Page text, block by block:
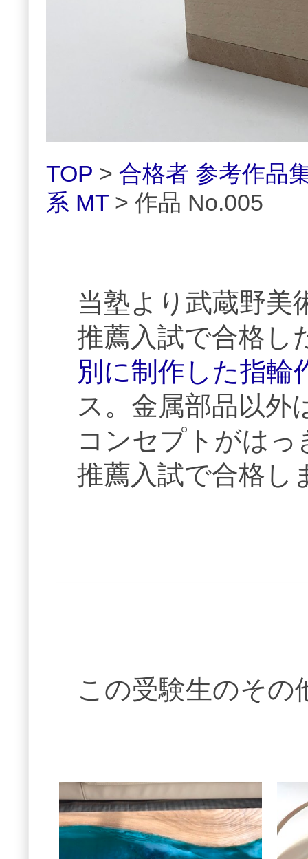
TOP > 合格者 参考作品
系 MT > 作品 No.005
当塾より武蔵野美
推薦入試で合格し
別に制作した指輪
ス。金属部品以外
コンセプトがは
推薦入試で合格し
この受験生のその